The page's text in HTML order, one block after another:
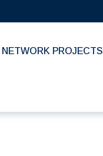
NETWORK PROJECTS